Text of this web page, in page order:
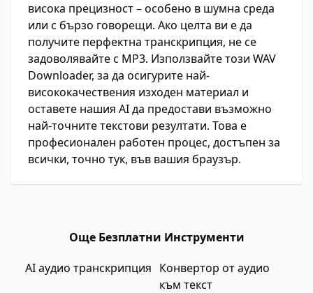
висока прецизност – особено в шумна среда
или с бързо говорещи. Ако целта ви е да
получите перфектна транскрипция, не се
задоволявайте с MP3. Използвайте този WAV
Downloader, за да осигурите най-
висококачествения изходен материал и
оставете нашия AI да предостави възможно
най-точните текстови резултати. Това е
професионален работен процес, достъпен за
всички, точно тук, във вашия браузър.
Още Безплатни Инструменти
AI аудио транскрипция Конвертор от аудио
към текст